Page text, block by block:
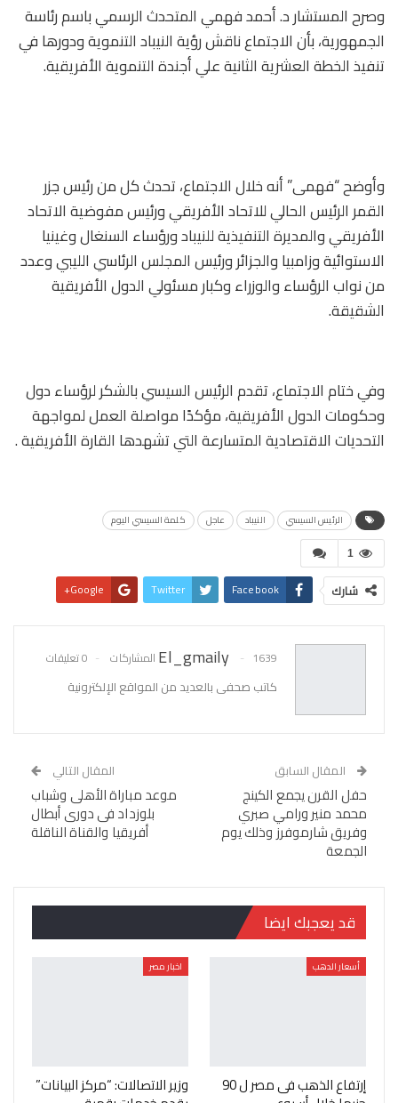
وصرح المستشار د. أحمد فهمي المتحدث الرسمي باسم رئاسة
الجمهورية، بأن الاجتماع ناقش رؤية النيباد التنموية ودورها في
تنفيذ الخطة العشرية الثانية علي أجندة التنموية الأفريقية.
وأوضح “فهمى” أنه خلال الاجتماع، تحدث كل من رئيس جزر
القمر الرئيس الحالي للاتحاد الأفريقي ورئيس مفوضية الاتحاد
الأفريقي والمديرة التنفيذية للنيباد ورؤساء السنغال وغينيا
الاستوائية وزامبيا والجزائر ورئيس المجلس الرئاسي الليبي وعدد
من نواب الرؤساء والوزراء وكبار مسئولي الدول الأفريقية
الشقيقة.
وفي ختام الاجتماع، تقدم الرئيس السيسي بالشكر لرؤساء دول
وحكومات الدول الأفريقية، مؤكدًا مواصلة العمل لمواجهة
التحديات الاقتصادية المتسارعة التي تشهدها القارة الأفريقية .
الرئيس السيسي النيباد عاجل كلمة السيسي اليوم
1
شارك Facebook
Twitter
Google+
البريد الإلكتروني
El_gmaily 1639 المشاركات 0 تعليقات
كاتب صحفى بالعديد من المواقع الإلكترونية
المقال السابق
حفل القرن يجمع الكينج
محمد منير ورامي صبري
وفريق شارموفرز وذلك يوم
الجمعة
المقال التالي
موعد مباراة الأهلى وشباب
بلوزداد فى دورى أبطال
أفريقيا والقناة الناقلة
قد يعجبك ايضا
أسعار الدهب
إرتفاع الذهب فى مصر ل 90
اخبار مصر
وزير الاتصالات: “مركز البيانات”